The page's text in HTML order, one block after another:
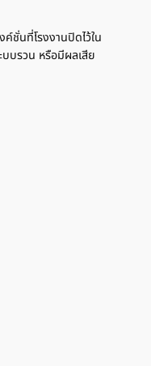
ชั่นที่โรงงานปิดไว้ใน
บรวน หรือมีผลเสีย